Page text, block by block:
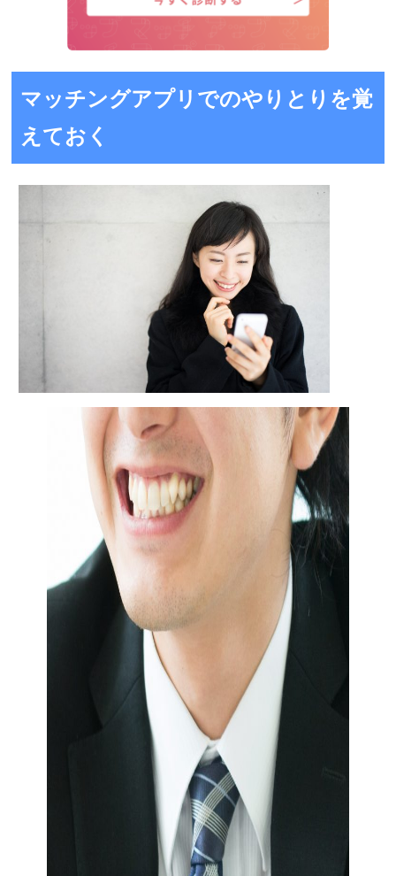
マッチングアプリでのやりとりを覚
えておく